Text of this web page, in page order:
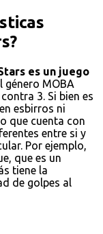
es un juego
género MOBA
3. Si bien es
esbirros ni
que cuenta con
entre si y
Por ejemplo,
que es un
tiene la
de golpes al